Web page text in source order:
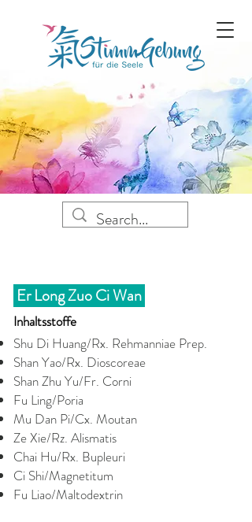
Er Long Zuo Ci Wan
Inhaltsstoffe
Shu Di Huang/Rx. Rehmanniae Prep.
Shan Yao/Rx. Dioscoreae
Shan Zhu Yu/Fr. Corni
Fu Ling/Poria
Mu Dan Pi/Cx. Moutan
Ze Xie/Rz. Alismatis
Chai Hu/Rx. Bupleuri
Ci Shi/Magnetitum
Fu Liao/Maltodextrin